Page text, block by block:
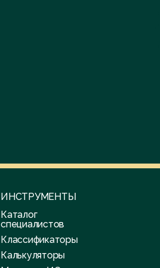
ИНСТРУМЕНТЫ
Каталог
специалистов
Классификаторы
Калькуляторы